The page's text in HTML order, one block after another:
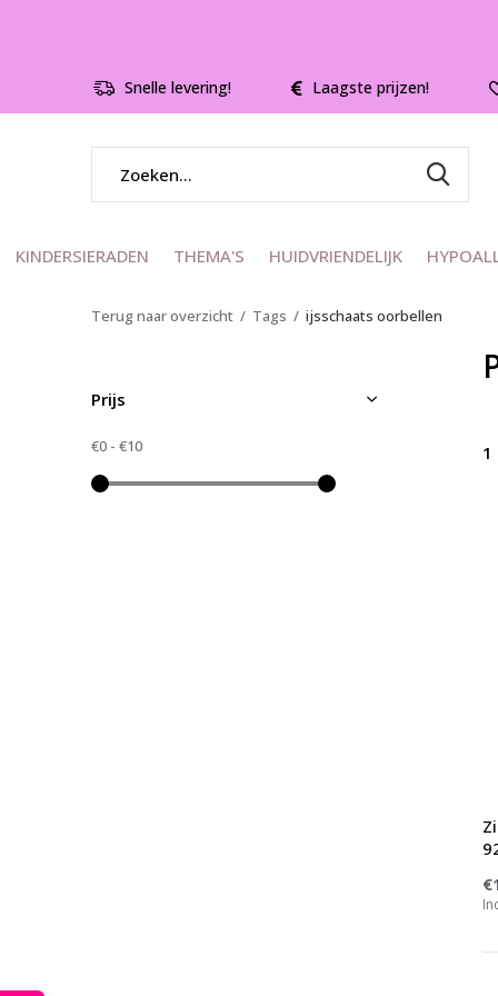
KINDERSIERADEN THEMA'S HUIDVRIENDELIJK
Snelle levering! Laagste prijzen!
Terug naar overzicht Tags ijsschaats oorbellen
1
Prijs
€0 - €10